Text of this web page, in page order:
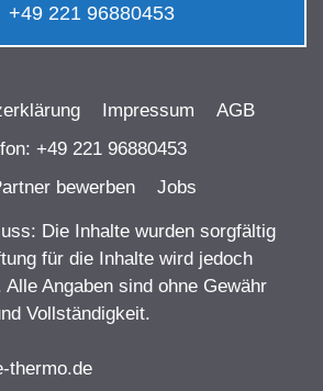
+49 221 96880453
Impressum
AGB
+49 221 96880453
bewerben
Jobs
Die Inhalte wurden sorgfältig
für die Inhalte wird jedoch
Angaben sind ohne Gewähr
Vollständigkeit.
thermo.de